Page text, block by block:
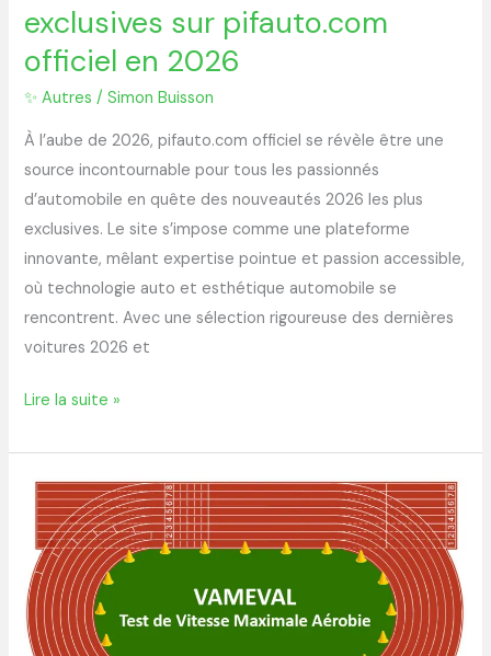
exclusives sur pifauto.com
officiel en 2026
✨ Autres /Simon Buisson
À l’aube de 2026, pifauto.com officiel se révèle être une
source incontournable pour tous les passionnés
d’automobile en quête des nouveautés 2026 les plus
exclusives. Le site s’impose comme une plateforme
innovante, mêlant expertise pointue et passion accessible,
où technologie auto et esthétique automobile se
rencontrent. Avec une sélection rigoureuse des dernières
voitures 2026 et
Lire la suite »
Comprendre
test
Vameval
pour
évaluer